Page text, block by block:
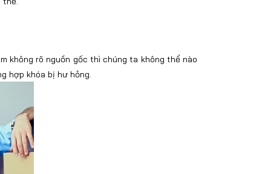
không rõ nguồn gốc thì chúng ta không thể nào
hợp khóa bị hư hỏng.